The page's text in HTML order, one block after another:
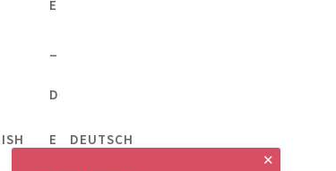
DEUTSCH
✕